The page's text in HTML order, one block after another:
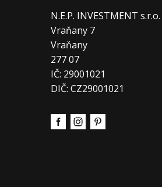
N.E.P. INVESTMENT s.r.o.
Vraňany 7
Vraňany
277 07
IČ: 29001021
DIČ: CZ29001021